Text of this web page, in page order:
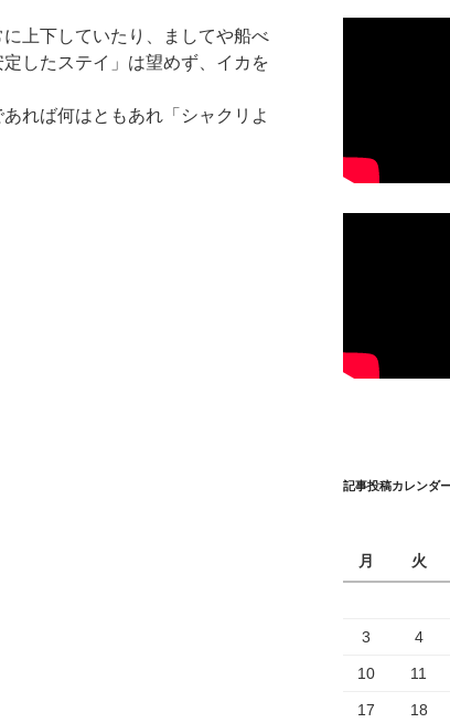
上下していたり、ましてや船べ
したステイ」は望めず、イカを
れば何はともあれ「シャクリよ
記事投稿カレンダ
月 火
3 4
10 11
17 18